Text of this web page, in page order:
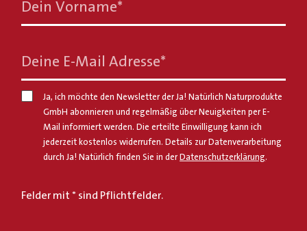
Dein Vorname*
Deine E-Mail Adresse*
Ja, ich möchte den Newsletter der Ja! Natürlich Naturprodukte
GmbH abonnieren und regelmäßig über Neuigkeiten per E-
Mail informiert werden. Die erteilte Einwilligung kann ich
jederzeit kostenlos widerrufen. Details zur Datenverarbeitung
durch Ja! Natürlich finden Sie in derDatenschutzerklärung.
Felder mit * sind Pflichtfelder.